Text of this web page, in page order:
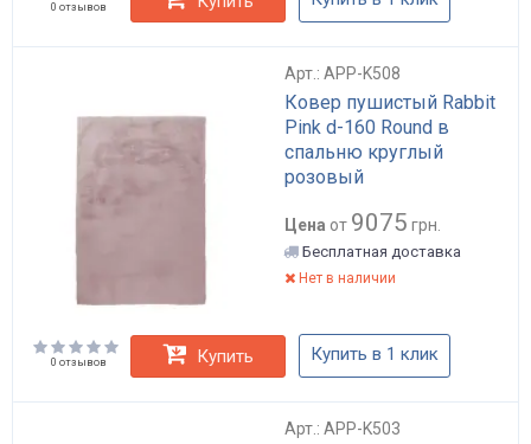
0 отзывов
Арт.: APP-K508
Ковер пушистый Rabbit
Pink d-160 Round в
спальню круглый
розовый
Цена от 9075 грн.
Бесплатная доставка
Нет в наличии
0 отзывов Купить Купить в 1 клик
Арт.: APP-K503